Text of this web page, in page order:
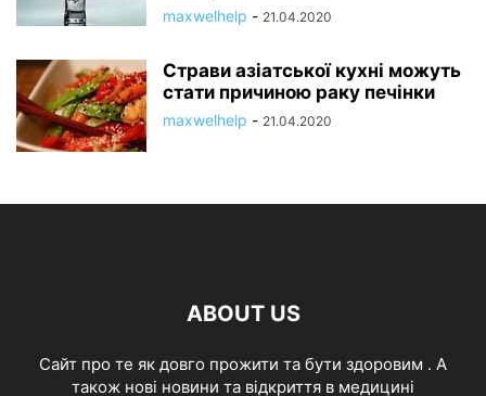
maxwelhelp - 21.04.2020
Страви азіатської кухні можуть
стати причиною раку печінки
maxwelhelp - 21.04.2020
ABOUT US
Cайт про те як довго прожити та бути здоровим . А
також нові новини та відкриття в медицині